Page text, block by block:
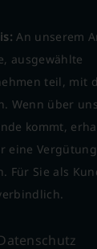
An unserem
ausgewählte
teil, mit
Wenn über
kommt,
eine
Für Sie als